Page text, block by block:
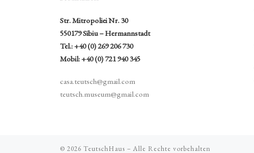
Str. Mitropoliei Nr. 30
550179 Sibiu – Hermannstadt
Tel.: +40 (0) 269 206 730
Mobil: +40 (0) 721 940 345
casa.teutsch@gmail.com
teutsch.museum@gmail.com
© 2026 TeutschHaus – Alle Rechte vorbehalten